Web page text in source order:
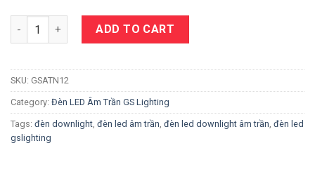
Quantity ADD TO CART
SKU: GSATN12
Category: Đèn LED Âm Trần GS Lighting
Tags: đèn downlight, đèn led âm trần, đèn led downlight âm trần, đèn led
gslighting